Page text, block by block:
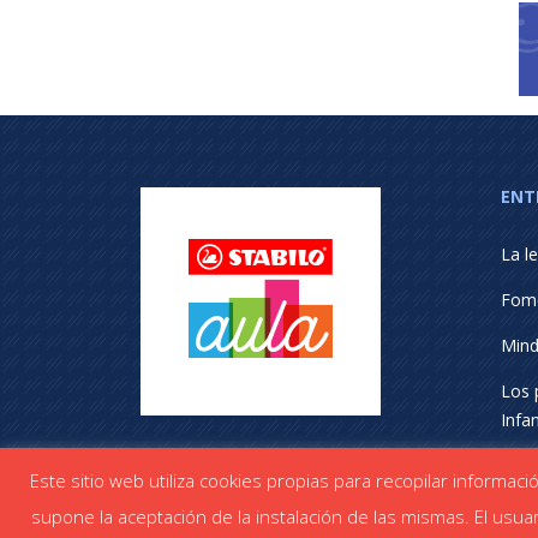
La
Los
Este sitio web utiliza cookies propias para recopilar
supone la aceptación de la instalación de las mismas. El